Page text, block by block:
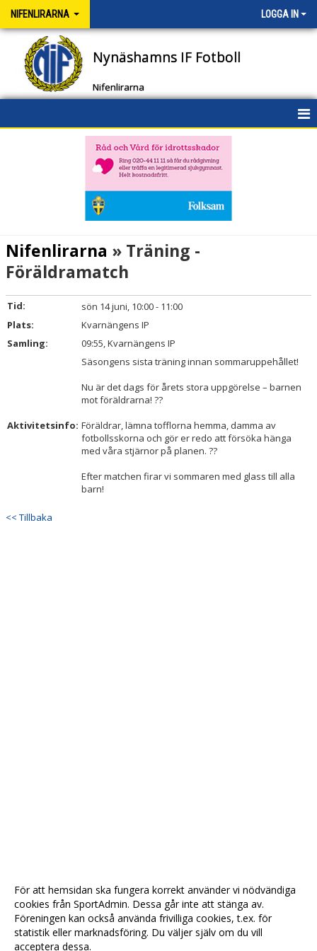
NIFENLIRARNA LOGGA IN
Nynäshamns IF Fotboll
Nifenlirarna
TRUPPEN
BILDGALLERI
DOKUMENT
Nifenlirarna » Träning -
Föräldramatch
Tid:
sön 14 juni, 10:00 - 11:00
Plats:
Kvarnängens IP
Samling:
09:55, Kvarnängens IP
Aktivitetsinfo:
Säsongens sista träning innan sommaruppehållet!
Nu är det dags för årets stora uppgörelse – barnen
mot föräldrarna! ??
Föräldrar, lämna tofflorna hemma, damma av
fotbollsskorna och gör er redo att försöka hänga
med våra stjärnor på planen. ??
Efter matchen firar vi sommaren med glass till alla
barn!
<< Tillbaka
För att hemsidan ska fungera korrekt använder vi nödvändiga
cookies från SportAdmin. Dessa går inte att stänga av.
Föreningen kan också använda frivilliga cookies, t.ex. för
statistik eller marknadsföring. Du väljer själv om du vill
acceptera dessa.